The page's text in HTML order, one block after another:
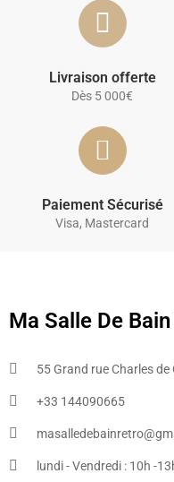
Livraison offerte
Dès 5 000€
Paiement Sécurisé
Visa, Mastercard
Ma Salle De
55 Grand rue Charles
+33 144090665​
lundi - Vendredi : 10h -